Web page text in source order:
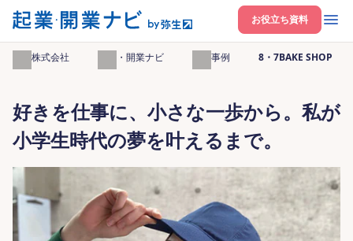
開く
お役立ち資料
弥生株式会社 起業・開業ナビ 起業事例 8・7BAKE SHOP
好きを仕事に、小さな一歩から。私が
小学生時代の夢を叶えるまで。